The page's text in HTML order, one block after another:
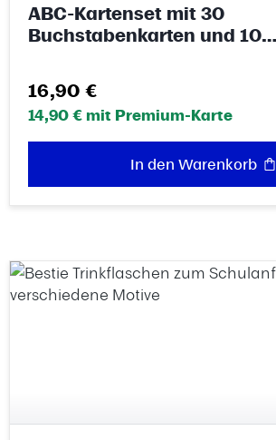
ABC-Kartenset mit 30
Buchstabenkarten und 10
Regulärer Preis:
16,90 €
14,90 € mit Premium-Karte
In den Warenkorb